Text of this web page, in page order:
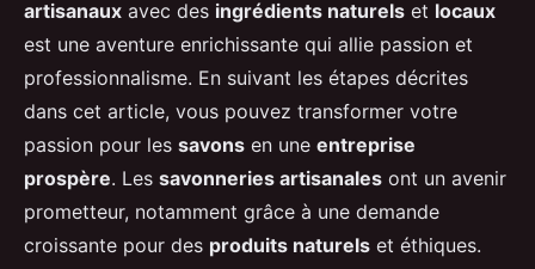
artisanaux avec des ingrédients naturels et locaux
est une aventure enrichissante qui allie passion et
professionnalisme. En suivant les étapes décrites
dans cet article, vous pouvez transformer votre
passion pour les savons en une entreprise
prospère. Les savonneries artisanales ont un avenir
prometteur, notamment grâce à une demande
croissante pour des produits naturels et éthiques.